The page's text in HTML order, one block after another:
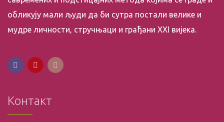
обликују мали људи да би сутра постали велике и
мудре личности, стручњаци и грађани XXI вијека.
Контакт